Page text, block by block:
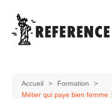
contenu
Accueil
Formation
Métier qui paye bien femme